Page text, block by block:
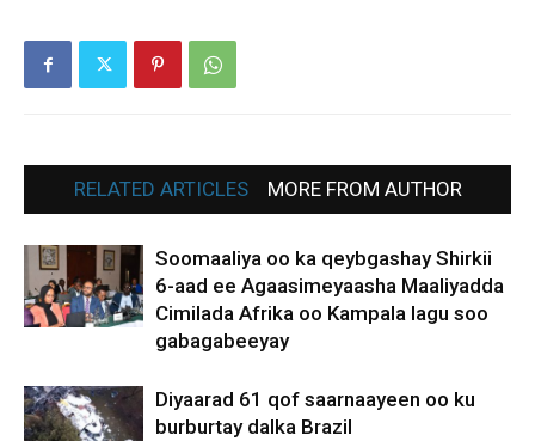
RELATED ARTICLES MORE FROM AUTHOR
Soomaaliya oo ka qeybgashay Shirkii
6-aad ee Agaasimeyaasha Maaliyadda
Cimilada Afrika oo Kampala lagu soo
gabagabeeyay
Diyaarad 61 qof saarnaayeen oo ku
burburtay dalka Brazil